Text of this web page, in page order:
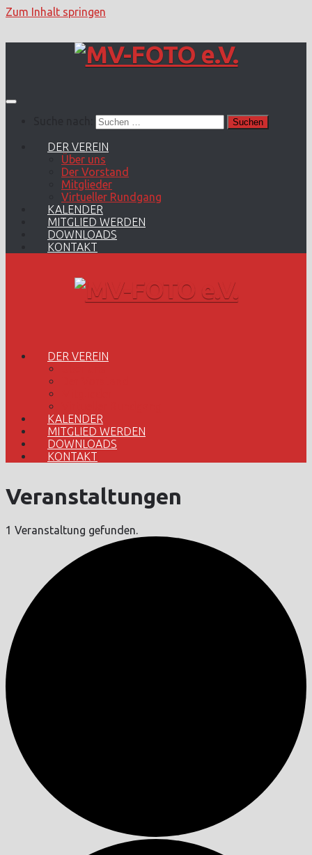
Zum Inhalt springen
DER VEREIN
Über uns
Der Vorstand
Mitglieder
Virtueller Rundgang
KALENDER
MITGLIED WERDEN
DOWNLOADS
KONTAKT
DER VEREIN
KALENDER
MITGLIED WERDEN
DOWNLOADS
KONTAKT
Veranstaltungen
1 Veranstaltung gefunden.